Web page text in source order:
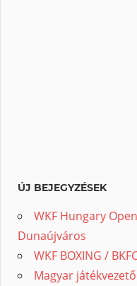
ÚJ BEJEGYZÉSEK
WKF Hungary
Dunaújváros
WKF BOXING /
Magyar